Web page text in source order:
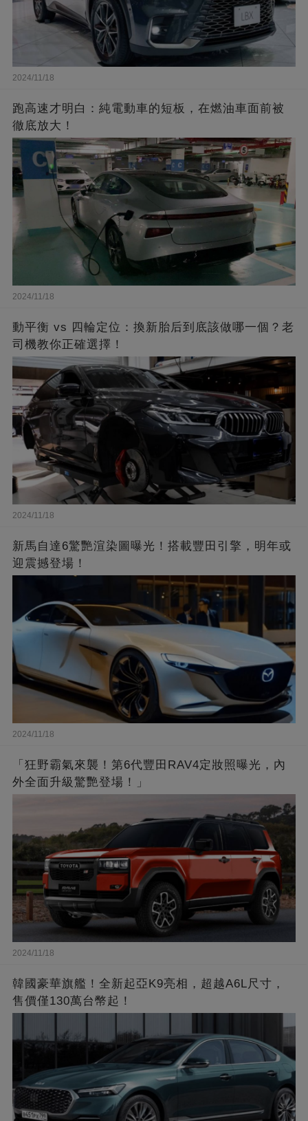
2024/11/18
跑高速才明白：純電動車的短板，在燃油車面前被
徹底放大！
2024/11/18
動平衡 vs 四輪定位：換新胎后到底該做哪一個？老
司機教你正確選擇！
2024/11/18
新馬自達6驚艷渲染圖曝光！搭載豐田引擎，明年或
迎震撼登場！
2024/11/18
「狂野霸氣來襲！第6代豐田RAV4定妝照曝光，內
外全面升級驚艷登場！」
2024/11/18
韓國豪華旗艦！全新起亞K9亮相，超越A6L尺寸，
售價僅130萬台幣起！